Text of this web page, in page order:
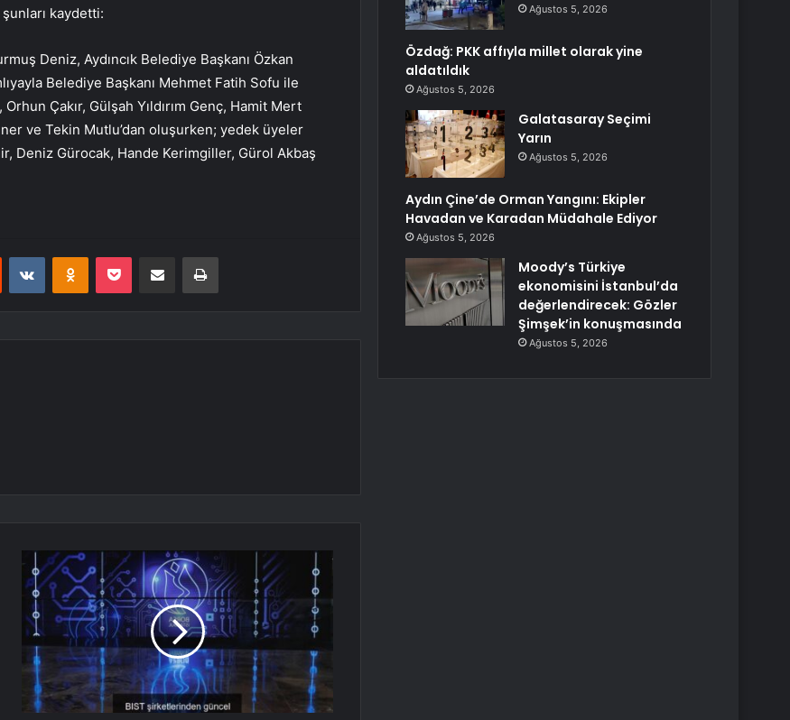
kaydetti:
Deniz, Aydıncık Belediye Başkanı Özkan
Belediye Başkanı Mehmet Fatih Sofu ile
Çakır, Gülşah Yıldırım Genç, Hamit Mert
ve Tekin Mutlu’dan oluşurken; yedek üyeler
Deniz Gürocak, Hande Kerimgiller, Gürol Akbaş
Reddit VKontakteOdnoklassniki
Pocket E-Posta ile paylaş Yazdır
Ağustos 5, 2026
Özdağ: PKK affıyla millet olarak yine
aldatıldık
Ağustos 5, 2026
Galatasaray Seçimi
Yarın
Ağustos 5, 2026
Aydın Çine’de Orman Yangını: Ekipler
Havadan ve Karadan Müdahale Ediyor
Ağustos 5, 2026
Moody’s Türkiye
ekonomisini İstanbul’da
değerlendirecek: Gözler
Şimşek’in konuşmasında
Ağustos 5, 2026